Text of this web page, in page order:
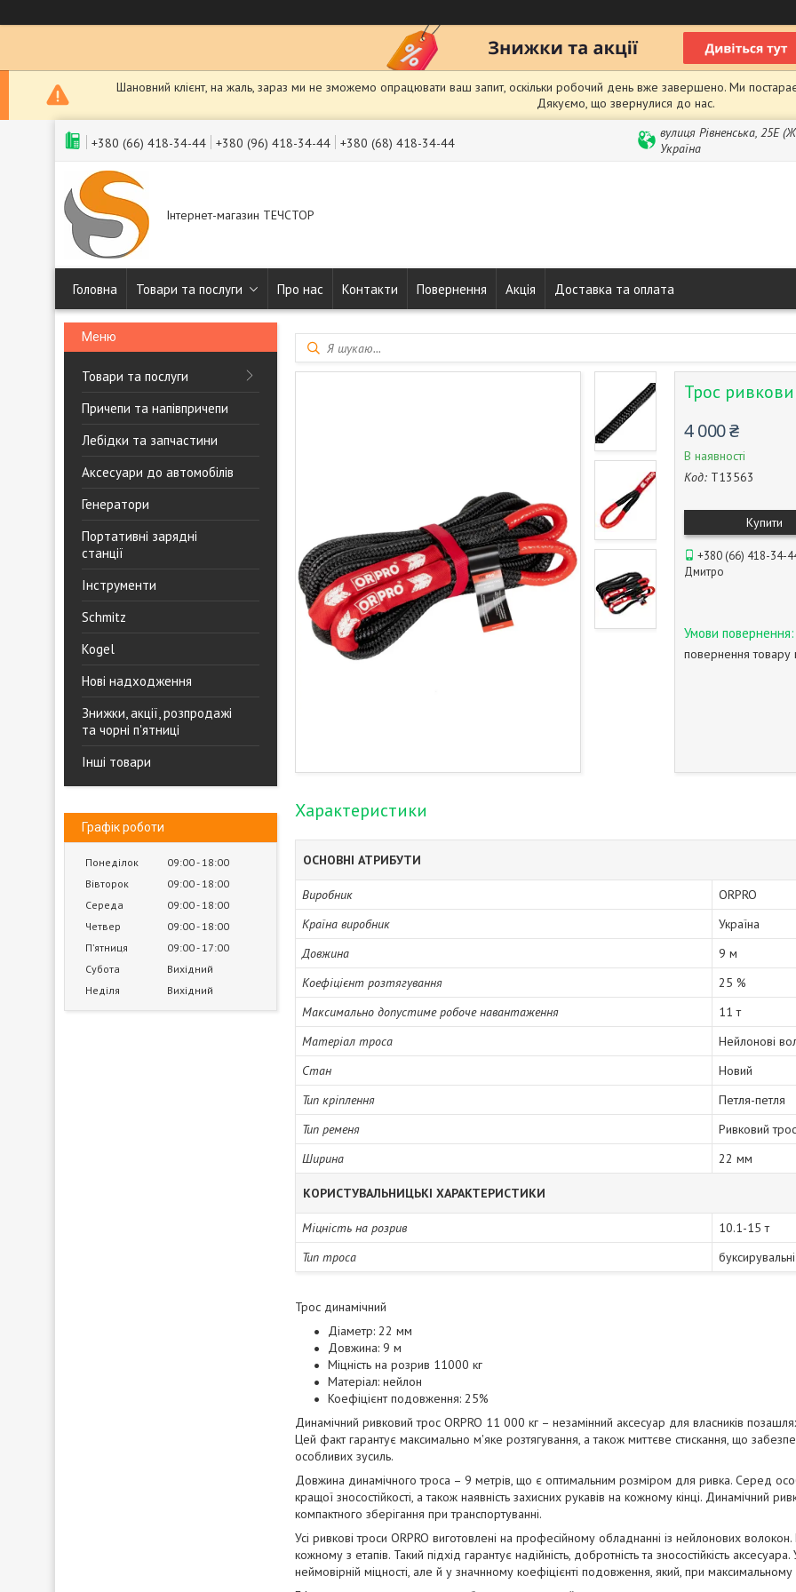
Шановний клієнт, на жаль, зараз ми не зможемо опрацювати ваш запит, оскільки робочий день вже завершено. Ми
Дякуємо, що звернулися до нас.
+380 (66) 418-34-44 +380 (96) 418-34-44 +380 (68) 418-34-44
вулиця Рівненська, 25Е
Україна
Інтернет-магазин ТЕЧСТОР
Головна Товари та послуги Про нас Контакти Повернення Акція Доставка та оплата
Товари та послуги
Причепи та напівпричепи
Лебідки та запчастини
Аксесуари до автомобілів
Генератори
Портативні зарядні
станції
Інструменти
Schmitz
Kogel
Нові надходження
Знижки, акції, розпродажі
та чорні п'ятниці
Інші товари
Графік роботи
Понеділок 09:00 18:00
Вівторок
09:00 18:00
Середа
09:00 18:00
Четвер
09:00 18:00
Пʼятниця
09:00 17:00
Субота
Вихідний
Неділя
Вихідний
Трос
4 000 ₴
В наявності
Код: T13563
Купити
+380 (66) 418-34-
Дмитро
повернення товару
Характеристики
ОСНОВНІ АТРИБУТИ
Виробник
ORPRO
Країна виробник
Україна
Довжина
9 м
Коефіцієнт розтягування
25 %
Максимально допустиме робоче навантаження
11 т
Матеріал троса
Нейлонові
Стан
Новий
Тип кріплення
Петля-петля
Тип ременя
Ривковий трос
Ширина
22 мм
КОРИСТУВАЛЬНИЦЬКІ ХАРАКТЕРИСТИКИ
Міцність на розрив
10.1-15 т
Тип троса
Трос динамічний
Діаметр: 22 мм
Довжина: 9 м
Міцність на розрив 11000 кг
Матеріал: нейлон
Коефіцієнт подовження: 25%
Динамічний ривковий трос ORPRO 11 000 кг – незамінний аксесуар для власників
Цей факт гарантує максимально м'яке розтягування, а також миттєве стискання, що
особливих зусиль.
Довжина динамічного троса – 9 метрів, що є оптимальним розміром для ривка. Серед
кращої зносостійкості, а також наявність захисних рукавів на кожному кінці. Динамічний
компактного зберігання при транспортуванні.
Усі ривкові троси ORPRO виготовлені на професійному обладнанні із нейлонових
кожному з етапів. Такий підхід гарантує надійність, добротність та зносостійкість
неймовірній міцності, але й у значнному коефіцієнті подовження, який, при